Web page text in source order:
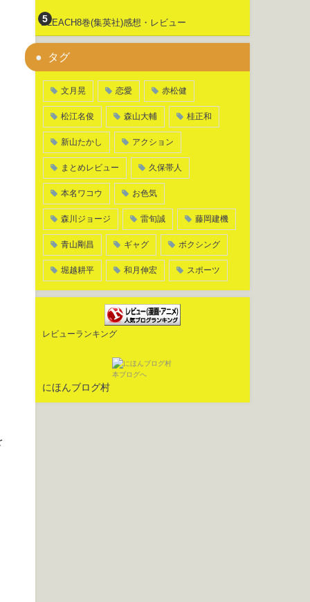
BLEACH8巻(集英社)感想・レビュー
タグ
文月晃 恋愛 赤松健
松江名俊 森山大輔 桂正和
新山たかし アクション
まとめレビュー 久保帯人
本名ワコウ お色気
森川ジョージ 雷旬誠 藤岡建機
青山剛昌 ギャグ ボクシング
堀越耕平 和月伸宏 スポーツ
レビューランキング
にほんブログ村